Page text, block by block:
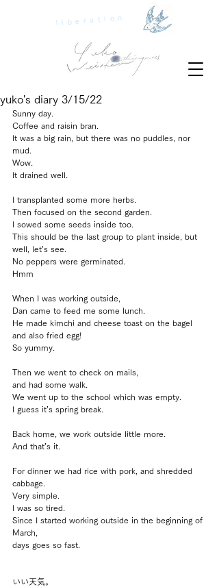
liberation
yuko's diary 3/15/22
Sunny day.
Coffee and raisin bran.
It was a big rain, but there was no puddles, nor
mud.
Wow.
It drained well.
I transplanted some more herbs.
Then focused on the second garden.
I sowed some seeds inside too.
This should be the last group to plant inside, but
well, let’s see.
No peppers were germinated.
Hmm
When I was working outside,
Dan came to feed me some lunch.
He made kimchi and cheese toast on the bagel
and also fried egg!
So yummy.
Then we went to check on mails,
and had some walk.
We went up to the school which was empty.
I guess it’s spring break.
Back home, we work outside little more.
And that’s it.
For dinner we had rice with pork, and shredded
cabbage.
Very simple.
I was so tired.
Since I started working outside in the beginning of
March,
days goes so fast.
いい天気。